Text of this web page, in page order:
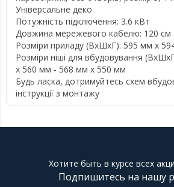
Універсальне деко
Потужність підключення: 3.6 кВт
Довжина мережевого кабелю: 120 см
Розміри приладу (ВхШхГ): 595 мм x
Розміри ніші для вбудовування
x 560 мм - 568 мм x 550 мм
Будь ласка, дотримуйтесь схем
інструкції з монтажу
Хотите быть в курсе всех
Подпишитесь на нашу